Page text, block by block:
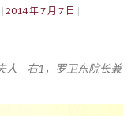
2014 年 7 月 7 日
人 右1，罗卫东院长兼